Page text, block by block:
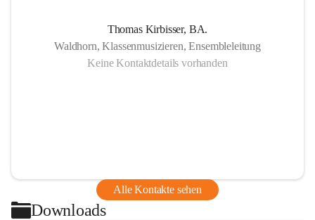
Thomas Kirbisser, BA.
Waldhorn, Klassenmusizieren, Ensembleleitung
Keine Kontaktdetails vorhanden
Alle Kontakte sehen
Downloads